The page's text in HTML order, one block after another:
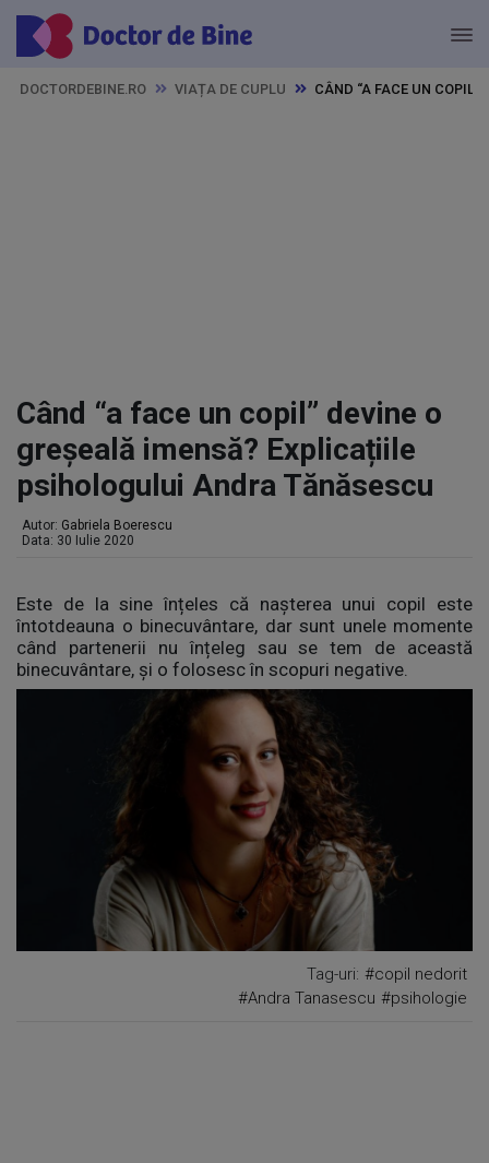
DOCTORDEBINE.RO VIAȚA DE CUPLU CÂND “A FACE UN
Când “a face un copil” devine o
greșeală imensă? Explicațiile
psihologului Andra Tănăsescu
Autor: Gabriela Boerescu
Data: 30 Iulie 2020
Este de la sine înțeles că nașterea unui copil este
întotdeauna o binecuvântare, dar sunt unele momente
când partenerii nu înțeleg sau se tem de această
binecuvântare, și o folosesc în scopuri negative.
Tag-uri: #copil nedorit
#Andra Tanasescu #psihologie